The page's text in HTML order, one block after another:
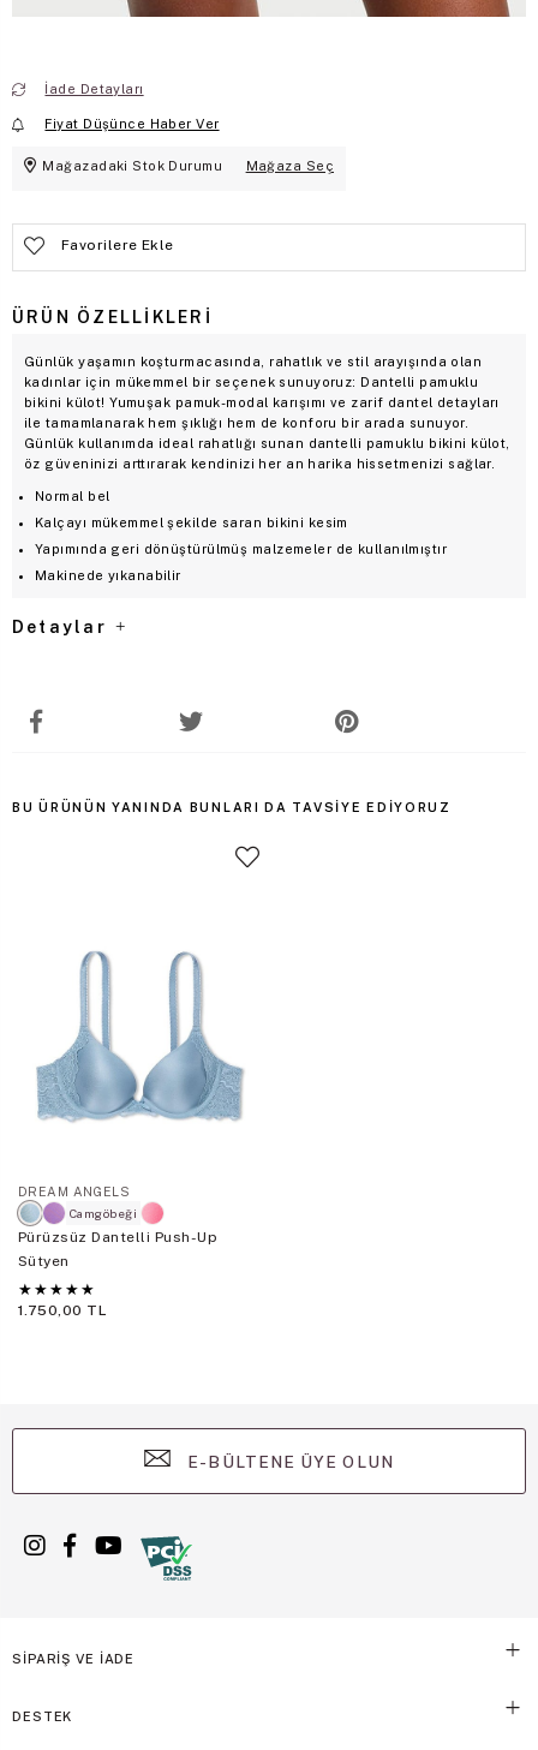
İade Detayları
Fiyat Düşünce Haber Ver
Mağazadaki Stok Durumu Mağaza Seç
Favorilere Ekle
ÜRÜN ÖZELLIKLERI
Günlük yaşamın koşturmacasında, rahatlık ve stil arayışında olan
kadınlar için mükemmel bir seçenek sunuyoruz: Dantelli pamuklu
bikini külot! Yumuşak pamuk-modal karışımı ve zarif dantel detayları
ile tamamlanarak hem şıklığı hem de konforu bir arada sunuyor.
Günlük kullanımda ideal rahatlığı sunan dantelli pamuklu bikini külot,
öz güveninizi arttırarak kendinizi her an harika hissetmenizi sağlar.
Normal bel
Kalçayı mükemmel şekilde saran bikini kesim
Yapımında geri dönüştürülmüş malzemeler de kullanılmıştır
Makinede yıkanabilir
Detaylar
BU ÜRÜNÜN YANINDA BUNLARI DA TAVSIYE EDIYORUZ
DREAM ANGELS
Camgöbeği
Pürüzsüz Dantelli Push-Up
Sütyen
★ ★ ★ ★ ★
1.750,00 TL
E-BÜLTENE ÜYE OLUN
SİPARİŞ VE İADE
DESTEK